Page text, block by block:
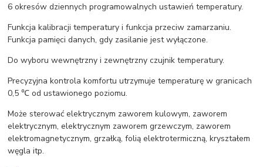
6 okresów dziennych programowalnych ustawień temperatury.
Funkcja kalibracji temperatury i funkcja przeciw zamarzaniu.
Funkcja pamięci danych, gdy zasilanie jest wyłączone.
Do wyboru wewnętrzny i zewnętrzny czujnik temperatury.
Precyzyjna kontrola komfortu utrzymuje temperaturę w granicach
0,5 ℃ od ustawionego poziomu.
Może sterować elektrycznym zaworem kulowym, zaworem
elektrycznym, elektrycznym zaworem grzewczym, zaworem
elektromagnetycznym, grzałką, folią elektrotermiczną, kryształem
węgla itp.